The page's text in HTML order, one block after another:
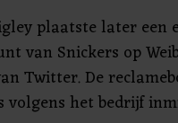
plaatste later een
van Snickers op
Twitter. De
volgens het bedrijf